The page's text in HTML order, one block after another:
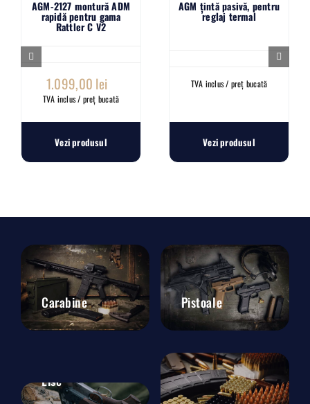
AGM-2127 montură ADM
rapidă pentru gama
Rattler C V2
1.099,00 lei
TVA inclus / preț bucată
Vezi produsul
AGM țintă pasivă, pentru
reglaj termal
TVA inclus / preț bucată
Vezi produsul
Carabine Pistoale
Lise